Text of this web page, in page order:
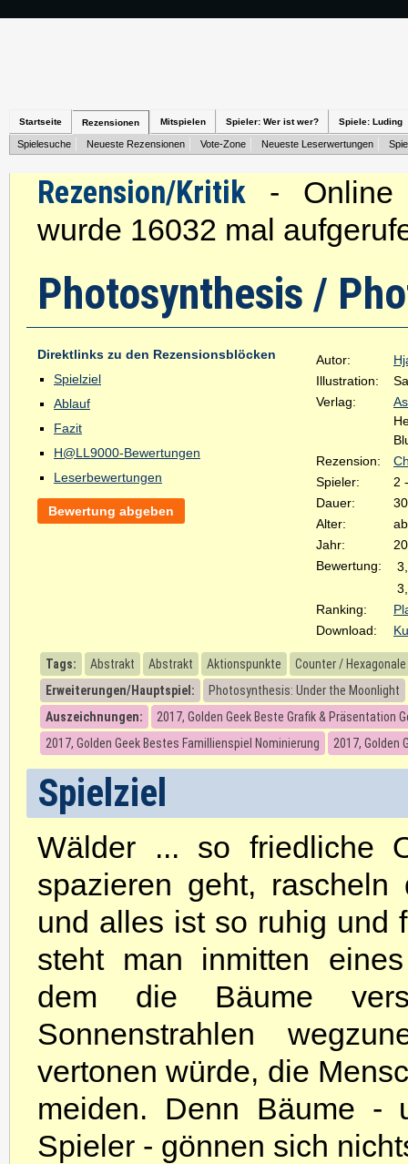
Startseite Rezensionen Mitspielen Spieler: Wer ist wer? Spiele: Luding
Spielesuche Neueste Rezensionen Vote-Zone Neueste Leserwertungen
Rezension/Kritik - Online
wurde 16032 mal
Photosynthesis /
Direktlinks zu den Rezensionsblöcken
Spielziel
Ablauf
Fazit
H@LL9000-Bewertungen
Leserbewertungen
Bewertung abgeben
Autor:
Illustration:
Verlag:
Rezension:
Spieler:
2
Dauer:
Alter:
Jahr:
Bewertung:
Ranking:
Download:
Tags: Abstrakt Abstrakt Aktionspunkte
Counter /
Erweiterungen/Hauptspiel:
Photosynthesis: Under the Moonlight
Auszeichnungen:
2017, Golden Geek Beste Grafik & Präsentation
2017, Golden Geek Bestes Famillienspiel Nominierung
2017, Golden
Spielziel
Wälder ... so friedliche
spazieren geht,
und alles ist so ruhig und
steht man inmitten
dem die Bäume
Sonnenstrahlen
vertonen würde, die
meiden. Denn Bäume
Spieler - gönnen sich